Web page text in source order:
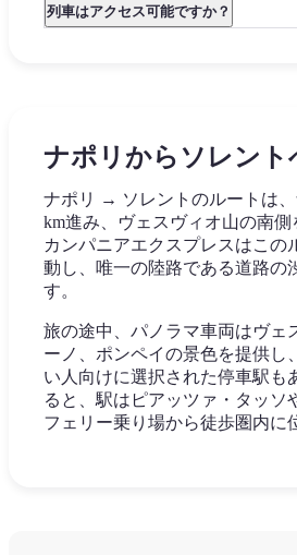
列車はアクセス可能ですか？
ナポリからソレント
ナポリ → ソレントのルートは
km進み、ヴェスヴィオ山の南
カンパニアエクスプレスはこの
動し、唯一の陸路である道路の
す。
旅の途中、パノラマ車両はヴェ
ーノ、ポンペイの景色を提供し
い人向けに選択された停車駅も
ると、駅はピアッツァ・タッソ
フェリー乗り場から徒歩圏内に